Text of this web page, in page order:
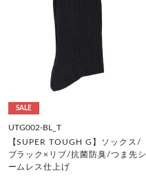
SALE
UTG002-BL_T
【SUPER TOUGH G】ソックス/
ブラック×リブ/抗菌防臭/つま先シ
ームレス仕上げ